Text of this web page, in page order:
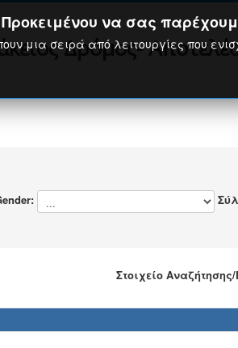
Δρόμος-
Στοιχείο
Προκειμένου να σας
μια σειρά από λειτουργίες που